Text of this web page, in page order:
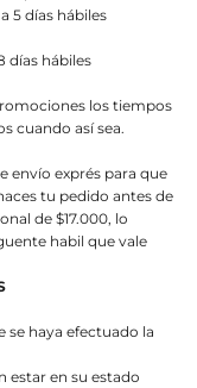
5 días hábiles
días hábiles
los tiempos
cuando así sea.
envío exprés para que
tu pedido antes de
de $17.000, lo
habil que vale
se haya efectuado la
estar en su estado